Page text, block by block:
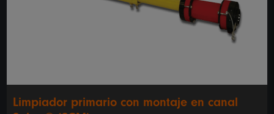
Limpiador primario con montaje en canal